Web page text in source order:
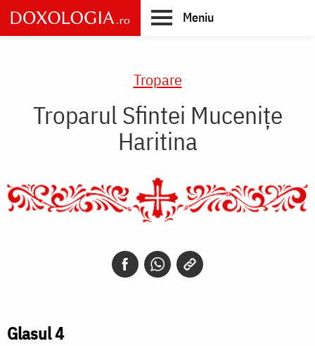
Skip
to
main
Meniu
Tropare
Troparul Sfintei Muceniţe
Haritina
Glasul 4